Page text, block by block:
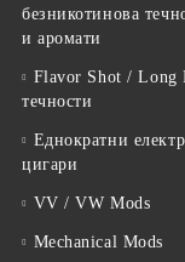
безникотинова
и аромати
Flavor Shot / Long
течности
Еднократни
цигари
VV / VW Mods
Mechanical Mods